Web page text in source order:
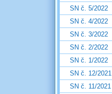
SN č. 5/2022
SN č. 4/2022
SN č. 3/2022
SN č. 2/2022
SN č. 1/2022
SN č. 12/2021
SN č. 11/2021